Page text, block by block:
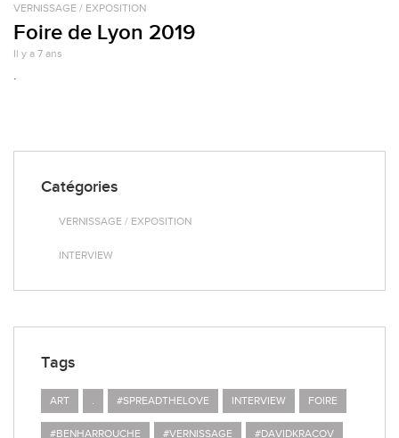
VERNISSAGE / EXPOSITION
Foire de Lyon 2019
Il y a 7 ans
.
Catégories
VERNISSAGE / EXPOSITION
INTERVIEW
Tags
ART . #SPREADTHELOVE INTERVIEW FOIRE
#BENHARROUCHE #VERNISSAGE #DAVIDKRACOV